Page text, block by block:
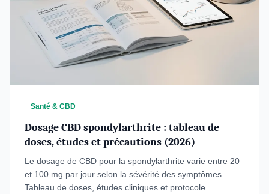
Santé & CBD
Dosage CBD spondylarthrite : tableau de
doses, études et précautions (2026)
Le dosage de CBD pour la spondylarthrite varie entre 20
et 100 mg par jour selon la sévérité des symptômes.
Tableau de doses, études cliniques et protocole